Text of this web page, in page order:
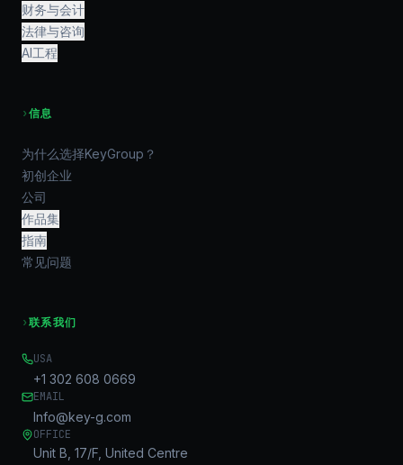
财务与会计
法律与咨询
AI工程
›信息
为什么选择KeyGroup？
初创企业
公司
作品集
指南
常见问题
›联系我们
USA
+1 302 608 0669
EMAIL
Info@key-g.com
OFFICE
Unit B, 17/F, United Centre